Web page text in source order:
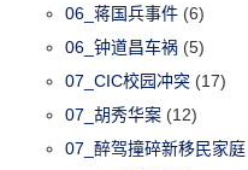
06_蒋国兵事件 (6)
06_钟道昌车祸 (5)
07_CIC校园冲突 (17)
07_胡秀华案 (12)
07_醉驾撞碎新移民家庭